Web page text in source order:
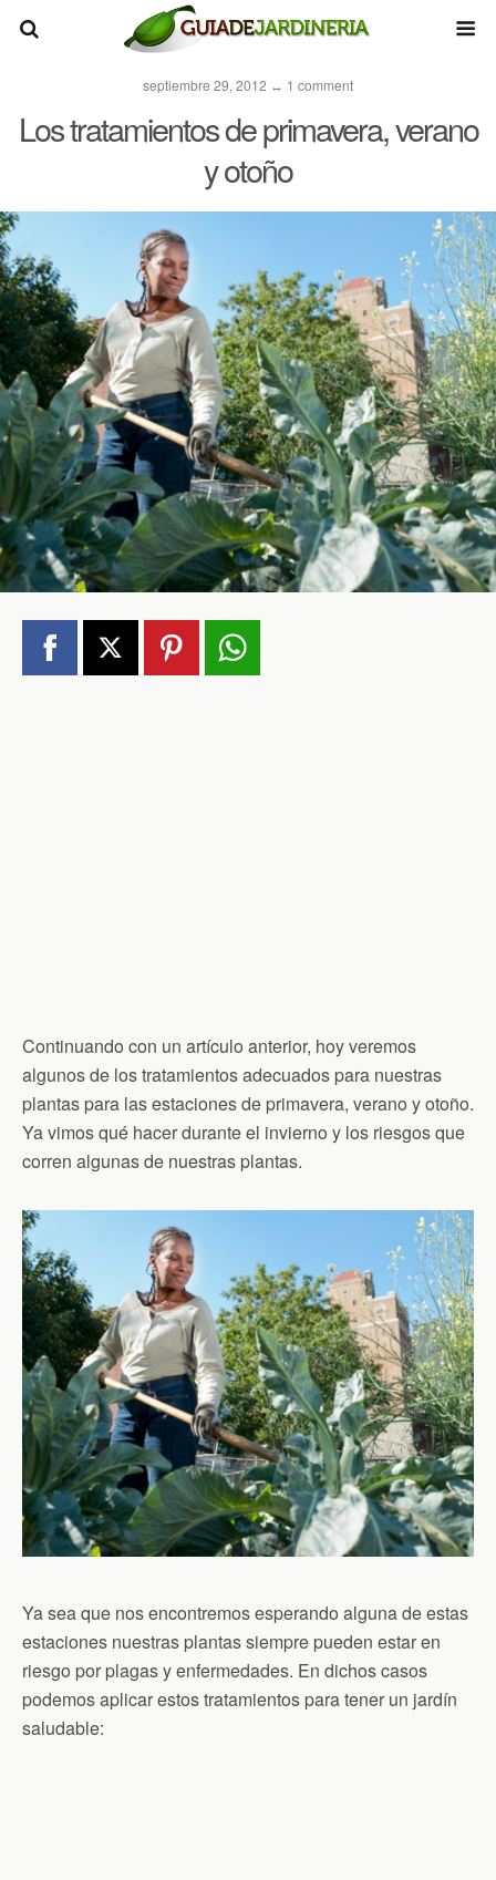
septiembre 29, 2012 ↔ 1 comment
Los tratamientos de primavera, verano
y otoño
Continuando con un artículo anterior, hoy veremos
algunos de los tratamientos adecuados para nuestras
plantas para las estaciones de primavera, verano y otoño.
Ya vimos qué hacer durante el invierno y los riesgos que
corren algunas de nuestras plantas.
Ya sea que nos encontremos esperando alguna de estas
estaciones nuestras plantas siempre pueden estar en
riesgo por plagas y enfermedades. En dichos casos
podemos aplicar estos tratamientos para tener un jardín
saludable: